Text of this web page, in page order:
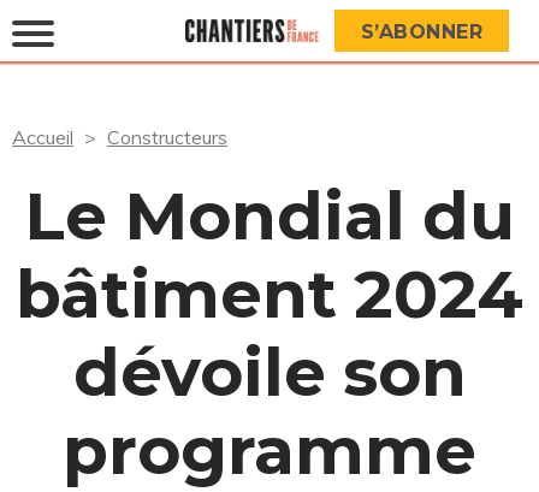
S’ABONNER
Accueil Constructeurs
Le Mondial du
bâtiment 2024
dévoile son
programme